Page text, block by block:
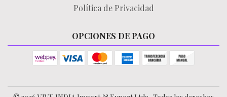
Política de Privacidad
OPCIONES DE PAGO